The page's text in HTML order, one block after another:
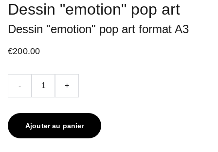
Dessin "emotion" pop art
Dessin "emotion" pop art format A3
€200.00
- +
Ajouter au panier